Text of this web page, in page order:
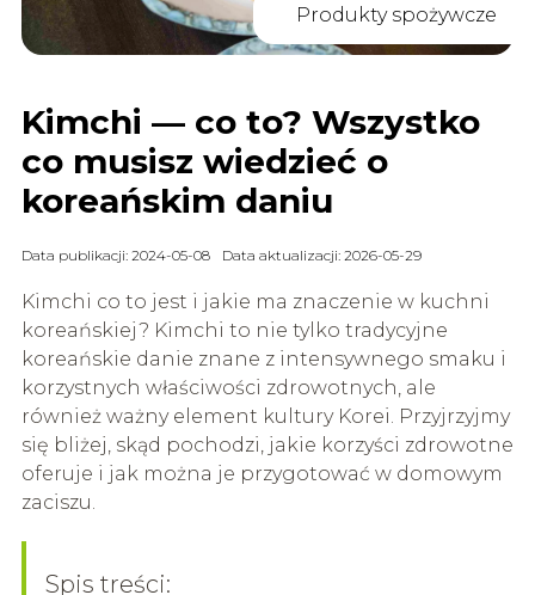
Produkty spożywcze
Kimchi — co to? Wszystko
co musisz wiedzieć o
koreańskim daniu
Data publikacji: 2024-05-08 Data aktualizacji: 2026-05-29
Kimchi co to jest i jakie ma znaczenie w kuchni
koreańskiej? Kimchi to nie tylko tradycyjne
koreańskie danie znane z intensywnego smaku i
korzystnych właściwości zdrowotnych, ale
również ważny element kultury Korei. Przyjrzyjmy
się bliżej, skąd pochodzi, jakie korzyści zdrowotne
oferuje i jak można je przygotować w domowym
zaciszu.
Spis treści: